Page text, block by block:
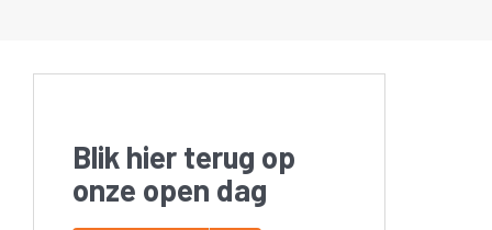
Blik hier terug op
onze open dag